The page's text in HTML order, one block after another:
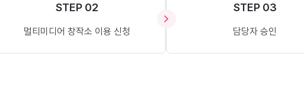
STEP 02
멀티미디어 창작소 이용 신청
STEP 03
담당자 승인